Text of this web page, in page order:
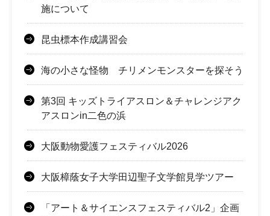
施について
昆虫標本作成講習会
海の小さな怪物 チリメンモンスターを探そう
第3回 キッズトライアスロン＆チャレンジアク
アスロンin二色の浜
大阪動物愛護フェスティバル2026
大阪樟蔭女子大学田辺聖子文学館見学ツアー
「アート＆サイエンスフェスティバル2」企画